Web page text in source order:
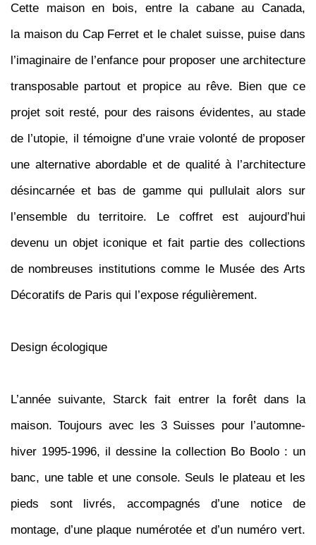
Cette maison en bois, entre la cabane au Canada,
la maison du Cap Ferret et le chalet suisse, puise dans
l’imaginaire de l’enfance pour proposer une architecture
transposable partout et propice au rêve. Bien que ce
projet soit resté, pour des raisons évidentes, au stade
de l’utopie, il témoigne d’une vraie volonté de proposer
une alternative abordable et de qualité à l’architecture
désincarnée et bas de gamme qui pullulait alors sur
l’ensemble du territoire. Le coffret est aujourd’hui
devenu un objet iconique et fait partie des collections
de nombreuses institutions comme le Musée des Arts
Décoratifs de Paris qui l’expose régulièrement.
Design écologique
L’année suivante, Starck fait entrer la forêt dans la
maison. Toujours avec les 3 Suisses pour l’automne-
hiver 1995-1996, il dessine la collection Bo Boolo : un
banc, une table et une console. Seuls le plateau et les
pieds sont livrés, accompagnés d’une notice de
montage, d’une plaque numérotée et d’un numéro vert.